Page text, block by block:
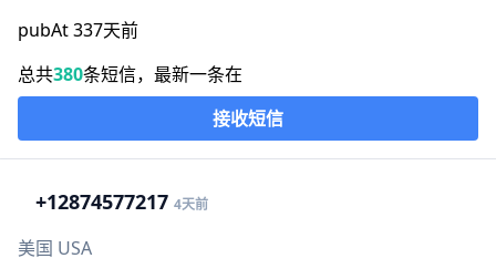
pubAt 337天前
总共380条短信，最新一条在
接收短信
+12874577217 4天前
美国 USA